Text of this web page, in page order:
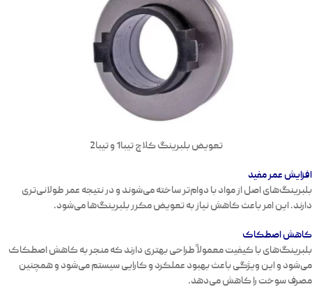
تعویض بلبرینگ کلاچ تیبا1 و تیبا2
افزایش عمر مفید
بلبرینگ‌های اصل از مواد با دوام‌تر ساخته می‌شوند و در نتیجه عمر طولانی‌تری
دارند. این امر باعث کاهش نیاز به تعویض مکرر بلبرینگ‌ها می‌شود.
کاهش اصطکاک
بلبرینگ‌های با کیفیت معمولاً طراحی بهتری دارند که منجر به کاهش اصطکاک
می‌شود و این ویژگی باعث بهبود عملکرد و کارایی سیستم می‌شود و همچنین
مصرف سوخت را کاهش می‌دهد.